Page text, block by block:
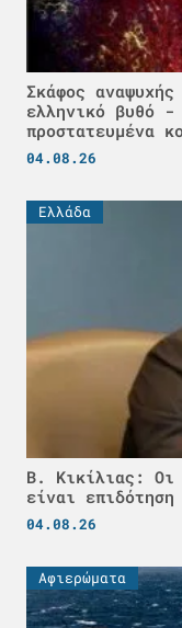
Σκάφος
ελληνικό βυθό -
προστατευμένα
04.08.26
Ελλάδα
Β. Κικίλιας: Οι
είναι
04.08.26
Αφιερώματα